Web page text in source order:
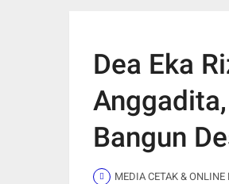
Dea Eka
Bangun
MEDIA CETAK & ONLINE